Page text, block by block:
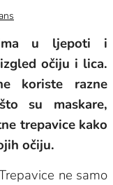
u ljepoti i
očiju i lica.
koriste razne
su maskare,
trepavice kako
očiju.
ne samo